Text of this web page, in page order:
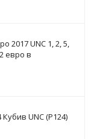
2017 UNC 1, 2, 5,
евро в
UNC (P124)